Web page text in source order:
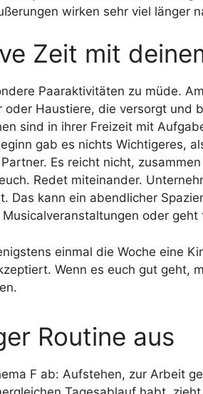
wirken sehr viel länger
Zeit mit
Paaraktivitäten zu müde.
Haustiere, die versorgt
sind in ihrer Freizeit mit
gab es nichts Wichtigeres,
Es reicht nicht,
Redet miteinander.
Das kann ein abendlicher
oder
einmal die Woche eine
Wenn es euch gut geht,
Routine aus
F ab: Aufstehen, zur Arbeit